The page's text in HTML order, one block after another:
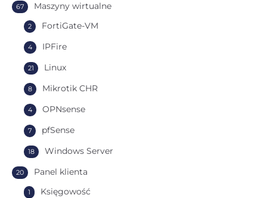
Maszyny wirtualne
67
FortiGate-VM
2
IPFire
4
Linux
21
Mikrotik CHR
8
OPNsense
4
pfSense
7
Windows Server
18
Panel klienta
20
Księgowość
1